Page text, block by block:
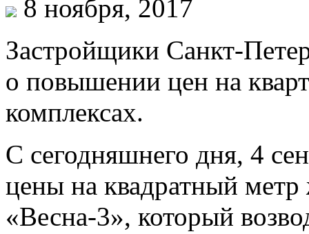
8 ноября, 2017
Застройщики Санкт-
о повышении цен на
комплексах.
С сегодняшнего дня, 4
цены на квадратный
«Весна-3», который